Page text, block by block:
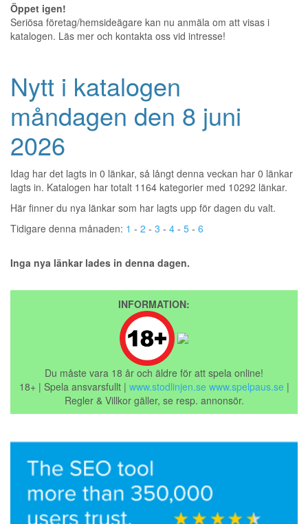
Öppet igen!
Seriösa företag/hemsideägare kan nu anmäla om att visas i
katalogen. Läs mer och kontakta oss vid intresse!
Nytt i katalogen
måndagen den 8 juni
2026
Idag har det lagts in 0 länkar, så långt denna veckan har 0 länkar
lagts in. Katalogen har totalt 1164 kategorier med 10292 länkar.
Här finner du nya länkar som har lagts upp för dagen du valt.
Tidigare denna månaden: 1 - 2 - 3 - 4 - 5 - 6
Inga nya länkar lades in denna dagen.
INFORMATION:
Du måste vara 18 år och äldre för att spela online!
18+ | Spela ansvarsfullt | www.stodlinjen.se www.spelpaus.se |
Regler & Villkor gäller, se resp. annonsör.